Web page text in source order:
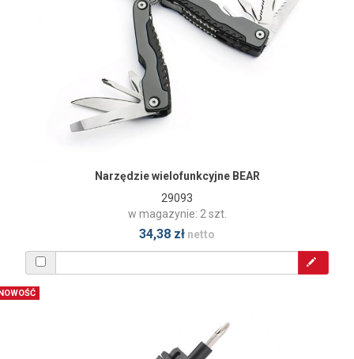
Narzędzie wielofunkcyjne BEAR
29093
w magazynie: 2 szt.
34,38 zł netto